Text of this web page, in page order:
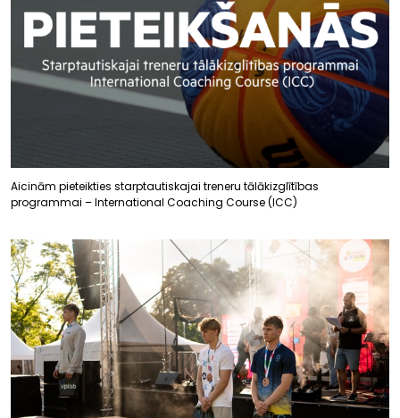
Aicinām pieteikties starptautiskajai treneru tālākizglītības
programmai – International Coaching Course (ICC)